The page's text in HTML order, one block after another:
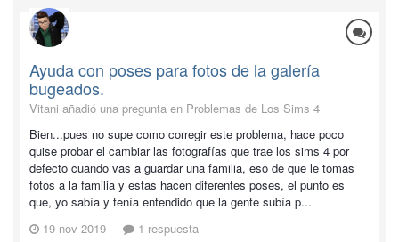
Ayuda con poses para fotos de la galería
bugeados.
Vitani añadió una pregunta en Problemas de Los Sims 4
Bien...pues no supe como corregir este problema, hace poco
quise probar el cambiar las fotografías que trae los sims 4 por
defecto cuando vas a guardar una familia, eso de que le tomas
fotos a la familia y estas hacen diferentes poses, el punto es
que, yo sabía y tenía entendido que la gente subía p...
19 nov 2019
1 respuesta